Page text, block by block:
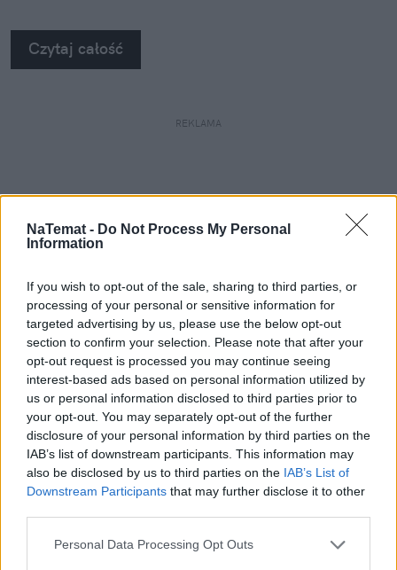
NaTemat - Do Not Process My Personal
Information
If you wish to opt-out of the sale, sharing to third parties, or
processing of your personal or sensitive information for
targeted advertising by us, please use the below opt-out
section to confirm your selection. Please note that after your
opt-out request is processed you may continue seeing
interest-based ads based on personal information utilized by
us or personal information disclosed to third parties prior to
your opt-out. You may separately opt-out of the further
disclosure of your personal information by third parties on the
IAB’s list of downstream participants. This information may
also be disclosed by us to third parties on the IAB’s List of
Downstream Participants that may further disclose it to other
Personal Data Processing Opt Outs
Czytaj całość
REKLAMA